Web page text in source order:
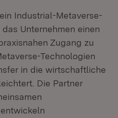
Industrial-Metaverse-
Unternehmen einen
Zugang zu
Technologien
in die wirtschaftliche
Die Partner